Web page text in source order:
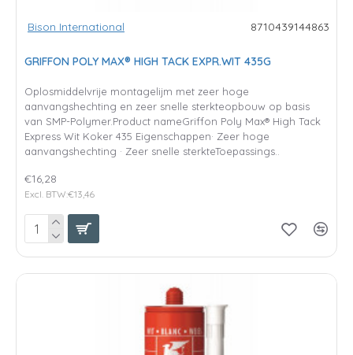
Bison International 8710439144863
GRIFFON POLY MAX® HIGH TACK EXPR.WIT 435G
Oplosmiddelvrije montagelijm met zeer hoge
aanvangshechting en zeer snelle sterkteopbouw op basis
van SMP-Polymer.Product nameGriffon Poly Max® High Tack
Express Wit Koker 435 Eigenschappen· Zeer hoge
aanvangshechting · Zeer snelle sterkteToepassings..
€16,28
Excl. BTW:€13,46